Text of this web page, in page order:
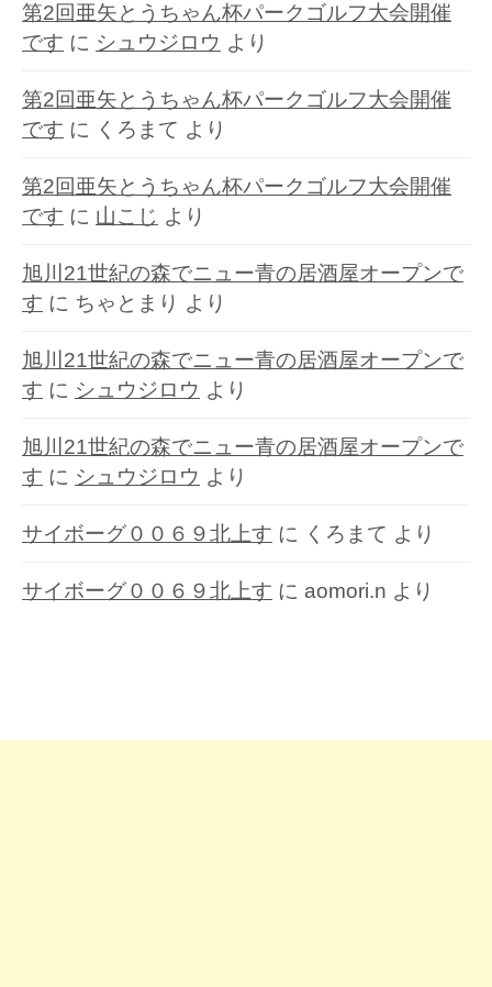
第2回亜矢とうちゃん杯パークゴルフ大会開催
です に シュウジロウ より
第2回亜矢とうちゃん杯パークゴルフ大会開催
です に くろまて より
第2回亜矢とうちゃん杯パークゴルフ大会開催
です に 山こじ より
旭川21世紀の森でニュー青の居酒屋オープンで
す に ちゃとまり より
旭川21世紀の森でニュー青の居酒屋オープンで
す に シュウジロウ より
旭川21世紀の森でニュー青の居酒屋オープンで
す に シュウジロウ より
サイボーグ００６９北上す に くろまて より
サイボーグ００６９北上す に aomori.n より